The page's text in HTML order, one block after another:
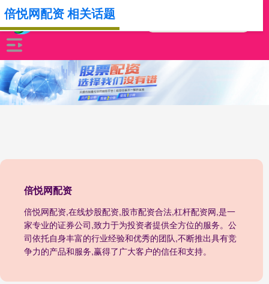
倍悦网配资
倍悦网配资,在线炒股配资,股市配资合法,杠杆配资网,是一
家专业的证券公司,致力于为投资者提供全方位的服务。公
司依托自身丰富的行业经验和优秀的团队,不断推出具有竞
争力的产品和服务,赢得了广大客户的信任和支持。
倍悦网配资 相关话题